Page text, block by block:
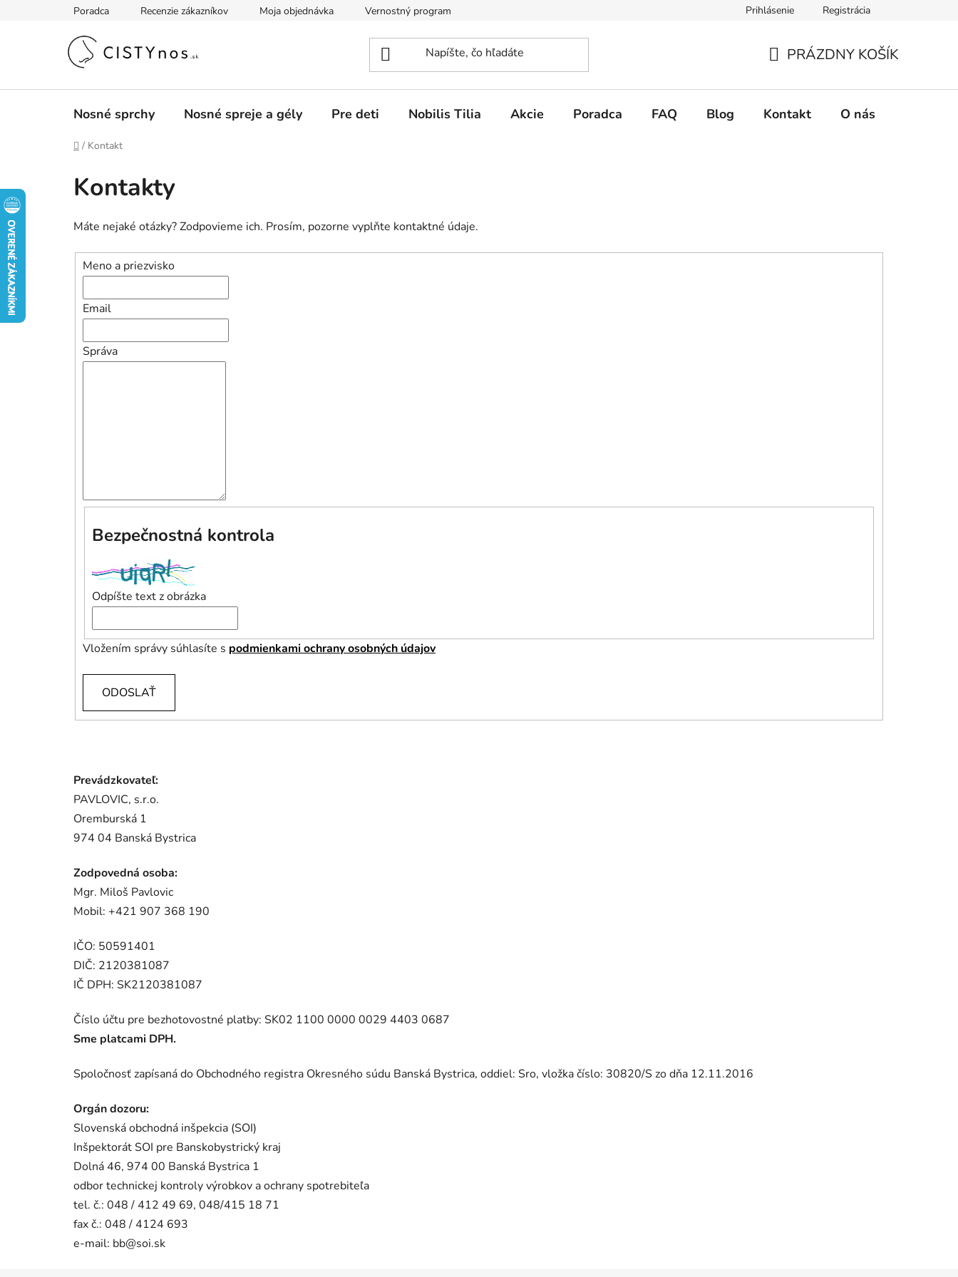
Poradca Recenzie zákazníkov Moja objednávka Vernostný program Podmienky ochrany osobných údajov
Prihlásenie Registrácia
KOŠÍK
PRÁZDNY KOŠÍK
Nosné sprchy Nosné spreje a gély Pre deti Nobilis Tilia Akcie Poradca FAQ Blog Kontakt O nás
Domov
/ Kontakt
Kontakty
Máte nejaké otázky? Zodpovieme ich. Prosím, pozorne vyplňte kontaktné údaje.
Meno a priezvisko
Email
Správa
Bezpečnostná kontrola
Odpíšte text z obrázka
Vložením správy súhlasíte s podmienkami ochrany osobných údajov
ODOSLAŤ
Prevádzkovateľ:
PAVLOVIC, s.r.o.
Oremburská 1
974 04 Banská Bystrica
Zodpovedná osoba:
Mgr. Miloš Pavlovic
Mobil: +421 907 368 190
IČO: 50591401
DIČ: 2120381087
IČ DPH: SK2120381087
Číslo účtu pre bezhotovostné platby: SK02 1100 0000 0029 4403 0687
Sme platcami DPH.
Spoločnosť zapísaná do Obchodného registra Okresného súdu Banská Bystrica, oddiel: Sro, vložka číslo: 30820/S zo dňa 12.11.2016
Orgán dozoru:
Slovenská obchodná inšpekcia (SOI)
Inšpektorát SOI pre Banskobystrický kraj
Dolná 46, 974 00 Banská Bystrica 1
odbor technickej kontroly výrobkov a ochrany spotrebiteľa
tel. č.: 048 / 412 49 69, 048/415 18 71
fax č.: 048 / 4124 693
e-mail: bb@soi.sk